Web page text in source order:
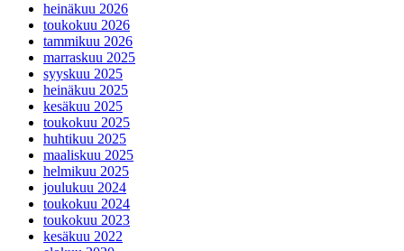
heinäkuu 2026
toukokuu 2026
tammikuu 2026
marraskuu 2025
syyskuu 2025
heinäkuu 2025
kesäkuu 2025
toukokuu 2025
huhtikuu 2025
maaliskuu 2025
helmikuu 2025
joulukuu 2024
toukokuu 2024
toukokuu 2023
kesäkuu 2022